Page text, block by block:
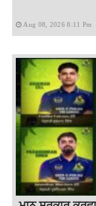
Aug 08, 2026 8:11 Pm